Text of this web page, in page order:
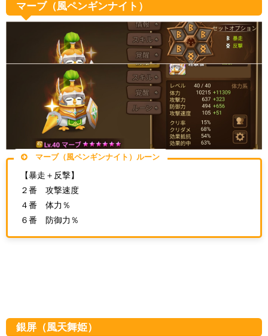
マーブ（風ペンギンナイト）
マーブ（風ペンギンナイト）ルーン
【暴走＋反撃】
２番 攻撃速度
４番 体力％
６番 防御力％
銀屏（風天舞姫）